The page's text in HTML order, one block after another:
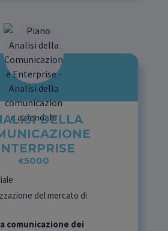
DELLA
€5000
del mercato di
comunicazione dei